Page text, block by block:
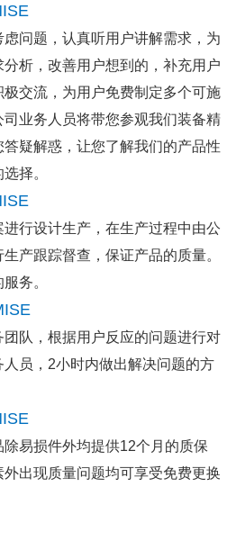
问题，认真听用户讲解需求，为
析，改善用户想到的，补充用户
交流，为用户免费制定多个可施
业务人员将带您参观我们装备精
疑解惑，让您了解我们的产品性
择。
行设计生产，在生产过程中由公
产跟踪督查，保证产品的质量。
务。
队，根据用户反应的问题进行对
员，2小时内做出解决问题的方
易损件外均提供12个月的质保
出现质量问题均可享受免费更换